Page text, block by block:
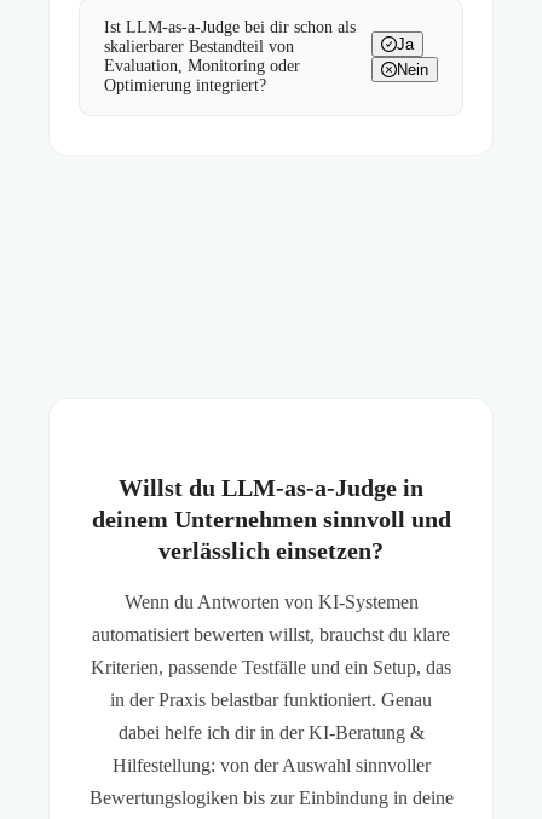
Ist LLM-as-a-Judge bei dir schon als
skalierbarer Bestandteil von
Evaluation, Monitoring oder
Optimierung integriert?
Ja
Nein
Willst du LLM-as-a-Judge in
deinem Unternehmen sinnvoll und
verlässlich einsetzen?
Wenn du Antworten von KI-Systemen
automatisiert bewerten willst, brauchst du klare
Kriterien, passende Testfälle und ein Setup, das
in der Praxis belastbar funktioniert. Genau
dabei helfe ich dir in der KI-Beratung &
Hilfestellung: von der Auswahl sinnvoller
Bewertungslogiken bis zur Einbindung in deine